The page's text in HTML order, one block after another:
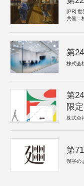
[PR] 世
共催：
第
株式会
第
限定
株式会
第
漢字の